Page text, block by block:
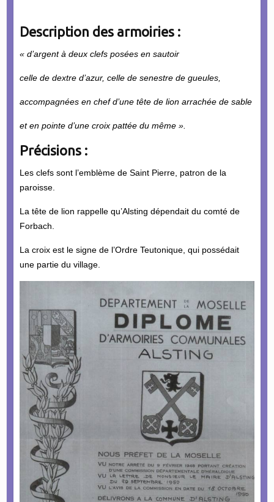
Description des armoiries :
« d’argent à deux clefs posées en sautoir
celle de dextre d’azur, celle de senestre de gueules,
accompagnées en chef d’une tête de lion arrachée de sable
et en pointe d’une croix pattée du même ».
Précisions :
Les clefs sont l’emblème de Saint Pierre, patron de la
paroisse.
La tête de lion rappelle qu’Alsting dépendait du comté de
Forbach.
La croix est le signe de l’Ordre Teutonique, qui possédait
une partie du village.